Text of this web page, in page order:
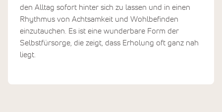
den Alltag sofort hinter sich zu lassen und in einen
Rhythmus von Achtsamkeit und Wohlbefinden
einzutauchen. Es ist eine wunderbare Form der
Selbstfürsorge, die zeigt, dass Erholung oft ganz nah
liegt.